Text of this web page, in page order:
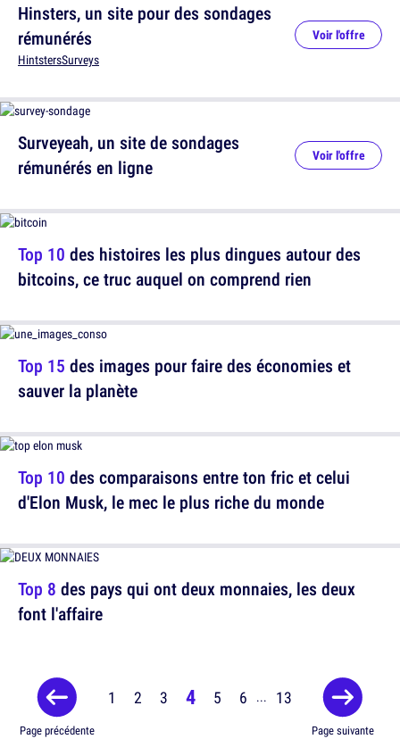
Hinsters, un site pour des sondages
rémunérés
HintstersSurveys
Voir l'offre
Top 10 des histoires les plus dingues autour des
bitcoins, ce truc auquel on comprend rien
Top 10 des comparaisons entre ton fric et celui
d'Elon Musk, le mec le plus riche du monde
Surveyeah, un site de sondages
rémunérés en ligne
Voir l'offre
Top 15 des images pour faire des économies et
sauver la planète
Top 8 des pays qui ont deux monnaies, les deux
font l'affaire
Page précédente
1 2 3 4 5 6 ... 13
Page suivante